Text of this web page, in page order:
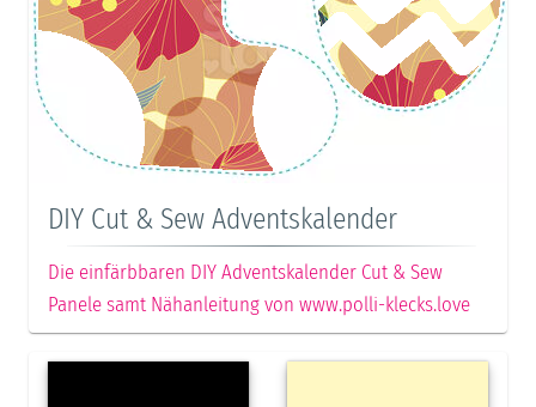
DIY Cut & Sew Adventskalender
Die einfärbbaren DIY Adventskalender Cut & Sew
Panele samt Nähanleitung von www.polli-klecks.love